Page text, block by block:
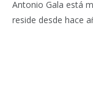
Antonio Gala está
reside desde hace